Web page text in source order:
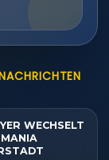
WECHSELT